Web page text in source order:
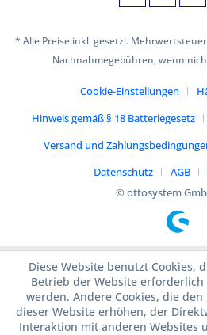
* Alle Preise inkl. gesetzl.
Nachnahmegebühren, wenn
Cookie-Einstellungen
Hinweis gemäß § 18 Batteriegesetz
Versand und
Datenschutz
AGB
© ottosystem
Diese Website benutzt Cookies,
Betrieb der Website
werden. Andere Cookies, die
dieser Website erhöhen, der
Interaktion mit anderen Websites